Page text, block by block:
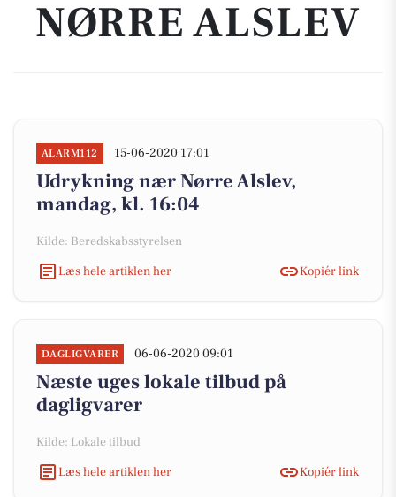
NØRRE ALSLEV
ALARM112 15-06-2020 17:01
Udrykning nær Nørre Alslev,
mandag, kl. 16:04
Kilde: Beredskabsstyrelsen
Læs hele artiklen her
Kopiér link
DAGLIGVARER 06-06-2020 09:01
Næste uges lokale tilbud på
dagligvarer
Kilde: Lokale tilbud
Læs hele artiklen her
Kopiér link